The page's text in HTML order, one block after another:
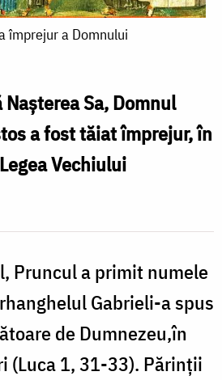
împrejur a Domnului
Sa, Domnul
a fost tăiat împrejur, în
Vechiului
Pruncul a primit numele
Gabrieli-a spus
de Dumnezeu,în
(Luca 1, 31-33). Părinții